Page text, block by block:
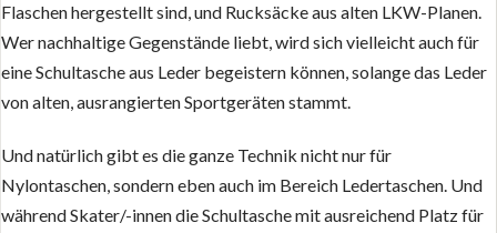
Flaschen hergestellt sind, und Rucksäcke aus alten LKW-Planen.
Wer nachhaltige Gegenstände liebt, wird sich vielleicht auch für
eine Schultasche aus Leder begeistern können, solange das Leder
von alten, ausrangierten Sportgeräten stammt.
Und natürlich gibt es die ganze Technik nicht nur für
Nylontaschen, sondern eben auch im Bereich Ledertaschen. Und
während Skater/-innen die Schultasche mit ausreichend Platz für